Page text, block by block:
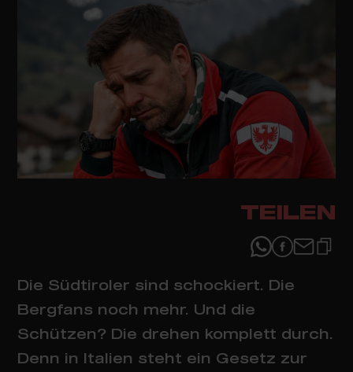
TEILEN
Die Südtiroler sind schockiert. Die
Bergfans noch mehr. Und die
Schützen? Die drehen komplett durch.
Denn in Italien steht ein Gesetz zur